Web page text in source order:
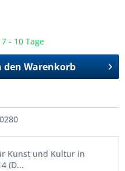
- 10 Tage
den Warenkorb
Kunst und Kultur in
(D...